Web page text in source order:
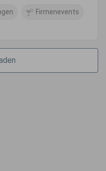
Firmenevents